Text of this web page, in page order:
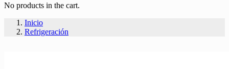
No products in the cart.
Inicio
Refrigeración